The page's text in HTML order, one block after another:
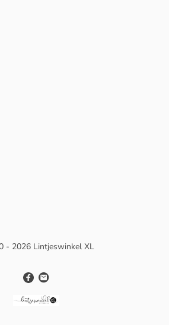
- 2026 Lintjeswinkel XL